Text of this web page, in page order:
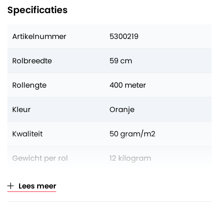
Specificaties
Artikelnummer 5300219
Rolbreedte 59 cm
Rollengte 400 meter
Kleur Oranje
Kwaliteit 50 gram/m2
Gewicht per rol 12 kilogram
Aantal op volle pallet
Lees meer